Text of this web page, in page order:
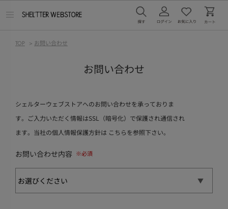
TOP > お問い合わせ
お問い合わせ
シェルターウェブストアへのお問い合わせを承っておりま
す。ご入力いただく情報はSSL（暗号化）で保護され通信され
ます。当社の個人情報保護方針は こちらを参照下さい。
お問い合わせ内容